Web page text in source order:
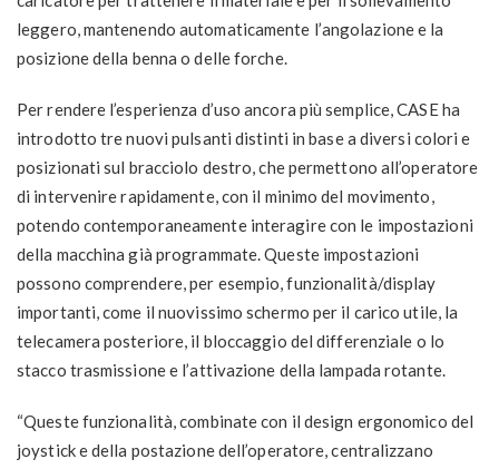
leggero, mantenendo automaticamente l’angolazione e la
posizione della benna o delle forche.
Per rendere l’esperienza d’uso ancora più semplice, CASE ha
introdotto tre nuovi pulsanti distinti in base a diversi colori e
posizionati sul bracciolo destro, che permettono all’operatore
di intervenire rapidamente, con il minimo del movimento,
potendo contemporaneamente interagire con le impostazioni
della macchina già programmate. Queste impostazioni
possono comprendere, per esempio, funzionalità/display
importanti, come il nuovissimo schermo per il carico utile, la
telecamera posteriore, il bloccaggio del differenziale o lo
stacco trasmissione e l’attivazione della lampada rotante.
“Queste funzionalità, combinate con il design ergonomico del
joystick e della postazione dell’operatore, centralizzano